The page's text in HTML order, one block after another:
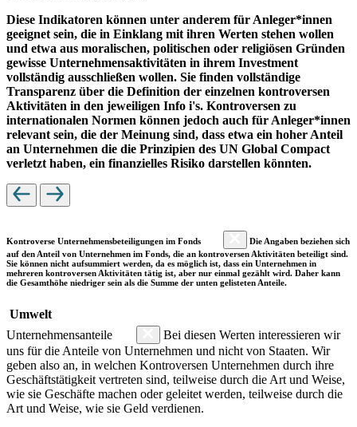
Diese Indikatoren können unter anderem für Anleger*innen
geeignet sein, die in Einklang mit ihren Werten stehen wollen
und etwa aus moralischen, politischen oder religiösen Gründen
gewisse Unternehmensaktivitäten in ihrem Investment
vollständig ausschließen wollen. Sie finden vollständige
Transparenz über die Definition der einzelnen kontroversen
Aktivitäten in den jeweiligen Info i's. Kontroversen zu
internationalen Normen können jedoch auch für Anleger*innen
relevant sein, die der Meinung sind, dass etwa ein hoher Anteil
an Unternehmen die die Prinzipien des UN Global Compact
verletzt haben, ein finanzielles Risiko darstellen könnten.
Kontroverse Unternehmensbeteiligungen im Fonds
Die Angaben beziehen sich
auf den Anteil von Unternehmen im Fonds, die an kontroversen Aktivitäten beteiligt sind.
Sie können nicht aufsummiert werden, da es möglich ist, dass ein Unternehmen in
mehreren kontroversen Aktivitäten tätig ist, aber nur einmal gezählt wird. Daher kann
die Gesamthöhe niedriger sein als die Summe der unten gelisteten Anteile.
Umwelt
Unternehmensanteile
Bei diesen Werten interessieren wir
uns für die Anteile von Unternehmen und nicht von Staaten. Wir
geben also an, in welchen Kontroversen Unternehmen durch ihre
Geschäftstätigkeit vertreten sind, teilweise durch die Art und Weise,
wie sie Geschäfte machen oder geleitet werden, teilweise durch die
Art und Weise, wie sie Geld verdienen.